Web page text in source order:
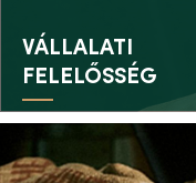
VÁLLALATI
FELELŐSSÉG